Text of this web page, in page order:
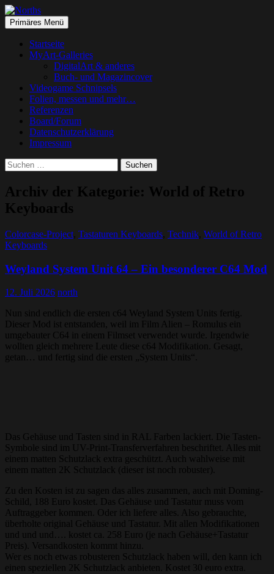
Norths
Suchen
Primäres Menü Springe
zum
Startseite
MyArt-Galleries
DigitalArt & anderes
Buch- und Magazincover
Videogame Schnipsels
Folien, messen und mehr…
Referenzen
Board/Forum
Datenschutzerklärung
Impressum
Suchen
nach:
Archiv der Kategorie: World of Retro
Keyboards
Colorcase-Project Tastaturen Keyboards Technik World of Retro
Keyboards
Weyland System Unit 64 – Ein besonderer C64 Mod
12. Juli 2026 north
Nun sind endlich die ersten c64 Weyland System Units fertig.
Dieser Mod ist entstanden, weil im Film Alien – Romulus ein
umgebauter C64 in einem Filmset verwendet wurde. Irgendwie
wollten gleich mehrere Leute diese c64 Modifikation. Gesagt,
getan… und fertig sind die ersten „System Units“.
Das Gehäuse und Tasten sind in RAL Farben lackiert. Die Tasten-
Symbole sind im UV-Print-Transferverfahren beschriftet. Alles mit
einem matten Schutzlack extra geschützt. Auch wahlweise mit
einem matten 2K Schutzlack (dieser ist noch robuster).
Zu den Kosten ist zu sagen das alles zusammen, auch mit Doming-
Schild, 188 Euro kostet. Das Gehäuse und Tastatur muss vom
Auftraggeber kommen. Oder ich liefere alles. Also gebrauchte,
überholte original Gehäuse und Tastatur. Mit allen Modifikationen
und und und…. kostet ca. 258 Euro (je nach Gehäuse+Tastatur
Preis). Versandkosten kommt hinzu.
Wer es noch etwas robusteren Schutzlack haben will, den kann ich
einen speziellen 2K Schutzlack anbieten. Kostet 30 euro extra.